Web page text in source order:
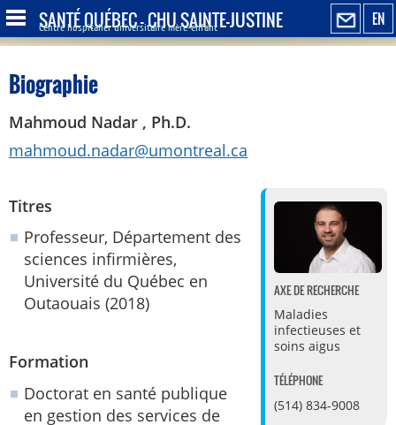
EN
SANTÉ QUÉBEC - CHU SAINTE-JUSTINE
Centre hospitalier universitaire mère-enfant
Biographie
Mahmoud Nadar , Ph.D.
mahmoud.nadar@umontreal.ca
AXE DE RECHERCHE
Maladies
infectieuses et
soins aigus
TÉLÉPHONE
(514) 834-9008
Titres
Professeur, Département des
sciences infirmières,
Université du Québec en
Outaouais (2018)
Formation
Doctorat en santé publique
en gestion des services de